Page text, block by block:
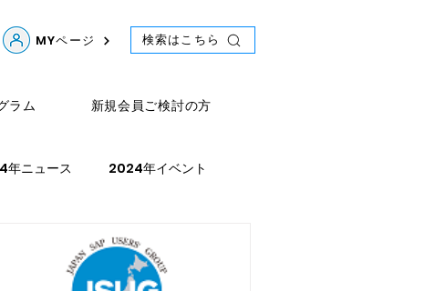
MYページ 検索はこちら
ラム 新規会員ご検討の方
年ニュース 2024年イベント
2021年スケジュール